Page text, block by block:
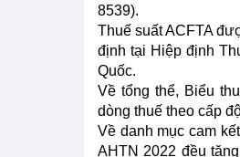
8539).
Thuế suất ACFTA
định tại Hiệp định
Quốc.
Về tổng thể, Biểu
dòng thuế theo cấp
Về danh mục cam
AHTN 2022 đều